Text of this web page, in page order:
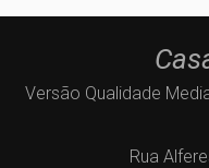
Versão Qualidade
Rua